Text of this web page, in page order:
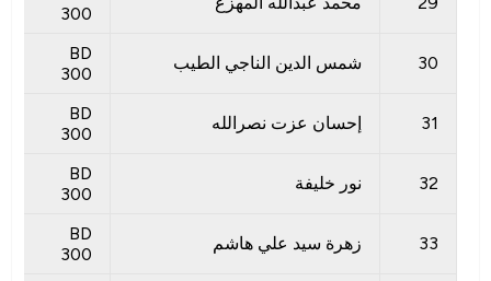
300
30 شمس الدين الناجي الطيب
BD
300
31 إحسان عزت نصرالله
BD
300
32 نور خليفة
BD
300
33 زهرة سيد علي هاشم
BD
300